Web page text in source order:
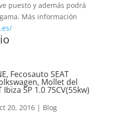
puesto y además podrá
Más información
Fecosauto SEAT
Mollet del
5P 1.0 75CV(55kw)
20, 2016| Blog